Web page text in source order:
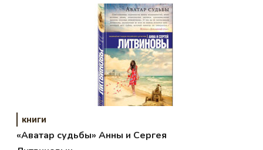
книги
«Аватар судьбы» Анны и Сергея